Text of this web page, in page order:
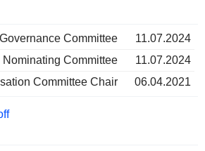
Governance Committee
11.07.2024
Nominating Committee
11.07.2024
Committee Chair
06.04.2021